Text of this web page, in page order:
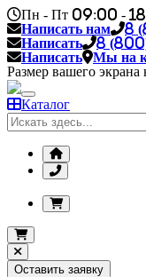
Пн - Пт 09:00 -
Написать нам
8
Написать
8
Написать
Мы на
Размер вашего экрана
Каталог
Оставить заявку